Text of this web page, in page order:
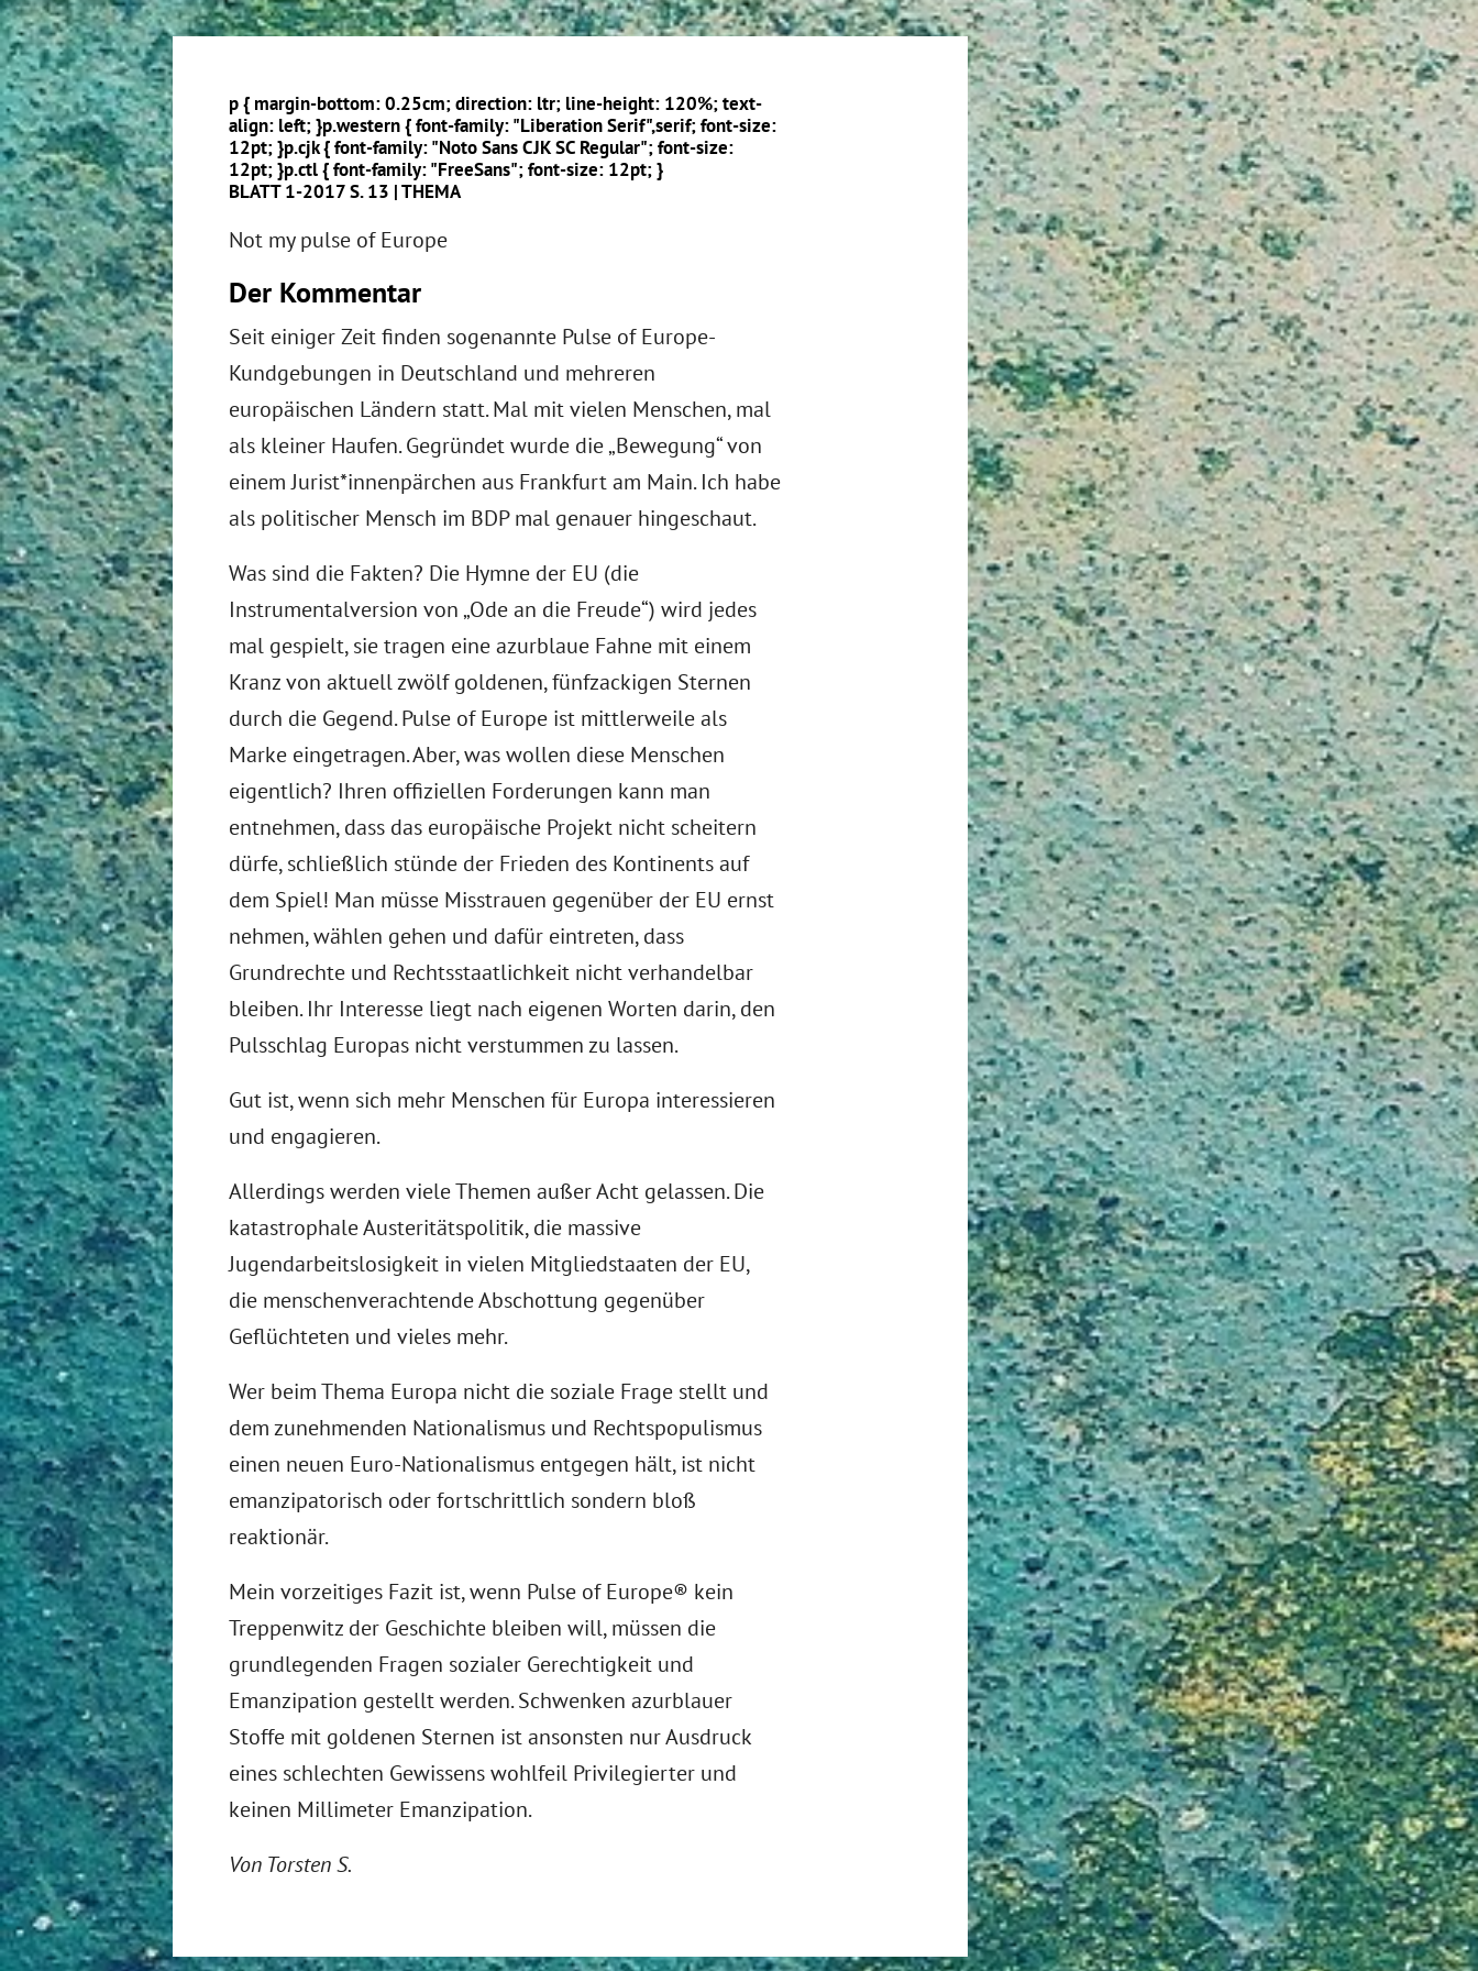
p { margin-bottom: 0.25cm; direction: ltr; line-height: 120%; text-
align: left; }p.western { font-family: "Liberation Serif",serif; font-size:
12pt; }p.cjk { font-family: "Noto Sans CJK SC Regular"; font-size:
12pt; }p.ctl { font-family: "FreeSans"; font-size: 12pt; }
BLATT 1-2017 S. 13 | THEMA
Not my pulse of Europe
Der Kommentar
Seit einiger Zeit finden sogenannte Pulse of Europe-
Kundgebungen in Deutschland und mehreren
europäischen Ländern statt. Mal mit vielen Menschen, mal
als kleiner Haufen. Gegründet wurde die „Bewegung“ von
einem Jurist*innenpärchen aus Frankfurt am Main. Ich habe
als politischer Mensch im BDP mal genauer hingeschaut.
Was sind die Fakten? Die Hymne der EU (die
Instrumentalversion von „Ode an die Freude“) wird jedes
mal gespielt, sie tragen eine azurblaue Fahne mit einem
Kranz von aktuell zwölf goldenen, fünfzackigen Sternen
durch die Gegend. Pulse of Europe ist mittlerweile als
Marke eingetragen. Aber, was wollen diese Menschen
eigentlich? Ihren offiziellen Forderungen kann man
entnehmen, dass das europäische Projekt nicht scheitern
dürfe, schließlich stünde der Frieden des Kontinents auf
dem Spiel! Man müsse Misstrauen gegenüber der EU ernst
nehmen, wählen gehen und dafür eintreten, dass
Grundrechte und Rechtsstaatlichkeit nicht verhandelbar
bleiben. Ihr Interesse liegt nach eigenen Worten darin, den
Pulsschlag Europas nicht verstummen zu lassen.
Gut ist, wenn sich mehr Menschen für Europa interessieren
und engagieren.
Allerdings werden viele Themen außer Acht gelassen. Die
katastrophale Austeritätspolitik, die massive
Jugendarbeitslosigkeit in vielen Mitgliedstaaten der EU,
die menschenverachtende Abschottung gegenüber
Geflüchteten und vieles mehr.
Wer beim Thema Europa nicht die soziale Frage stellt und
dem zunehmenden Nationalismus und Rechtspopulismus
einen neuen Euro-Nationalismus entgegen hält, ist nicht
emanzipatorisch oder fortschrittlich sondern bloß
reaktionär.
Mein vorzeitiges Fazit ist, wenn Pulse of Europe® kein
Treppenwitz der Geschichte bleiben will, müssen die
grundlegenden Fragen sozialer Gerechtigkeit und
Emanzipation gestellt werden. Schwenken azurblauer
Stoffe mit goldenen Sternen ist ansonsten nur Ausdruck
eines schlechten Gewissens wohlfeil Privilegierter und
keinen Millimeter Emanzipation.
Von Torsten S.